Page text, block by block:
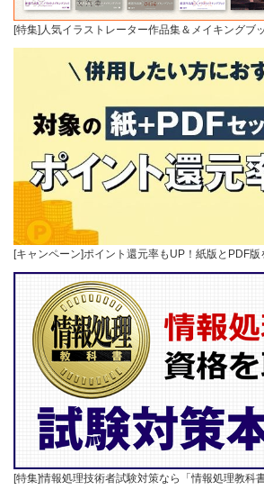
[特集]人気イラストレーター作品集＆メイキングブ
[キャンペーン]ポイント還元率もUP！紙版とPDF
[特集]情報処理技術者試験対策なら「情報処理教科